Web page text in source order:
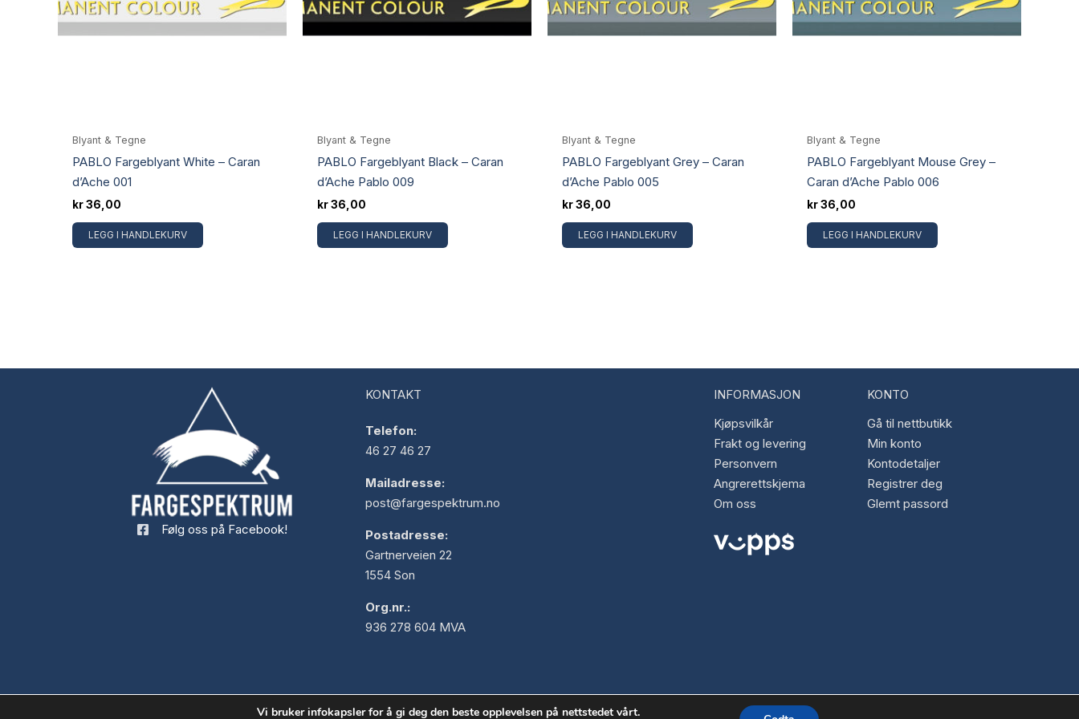
Blyant & Tegne
PABLO Fargeblyant White – Caran
d’Ache 001
kr36,00
LEGG I HANDLEKURV
Blyant & Tegne
PABLO Fargeblyant Black – Caran
d’Ache Pablo 009
kr36,00
LEGG I HANDLEKURV
Blyant & Tegne
PABLO Fargeblyant Grey – Caran
d’Ache Pablo 005
kr36,00
LEGG I HANDLEKURV
Blyant & Tegne
PABLO Fargeblyant Mouse Grey –
Caran d’Ache Pablo 006
kr36,00
LEGG I HANDLEKURV
Følg oss på Facebook!
KONTAKT
Telefon:
46 27 46 27
Mailadresse:
post@fargespektrum.no
Postadresse:
Gartnerveien 22
1554 Son
Org.nr.:
936 278 604 MVA
INFORMASJON
Kjøpsvilkår
Frakt og levering
Personvern
Angrerettskjema
Om oss
KONTO
Gå til nettbutikk
Min konto
Kontodetaljer
Registrer deg
Glemt passord
Opphavsrett © 2026 Fargespektrum AS
Vi bruker infokapsler for å gi deg den beste opplevelsen på nettstedet vårt.